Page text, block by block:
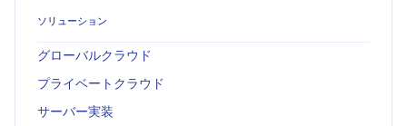
ソリューション
グローバルクラウド
プライベートクラウド
サーバー実装